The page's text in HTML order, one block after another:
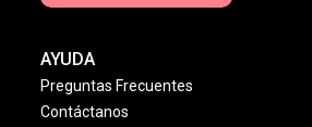
AYUDA
Preguntas Frecuentes
Contáctanos